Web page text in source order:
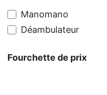
Manomano
Déambulateur
Fourchette de prix